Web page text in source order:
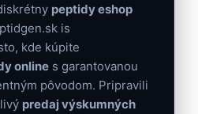
peptidy eshop
is
kde kúpite
online s garantovanou
pôvodom. Pripravili
predaj výskumných